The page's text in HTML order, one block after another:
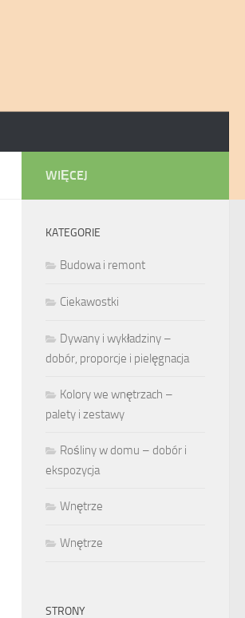
WIĘCEJ
KATEGORIE
Budowa i remont
Ciekawostki
Dywany i wykładziny –
dobór, proporcje i pielęgnacja
Kolory we wnętrzach –
palety i zestawy
Rośliny w domu – dobór i
ekspozycja
Wnętrze
Wnętrze
STRONY